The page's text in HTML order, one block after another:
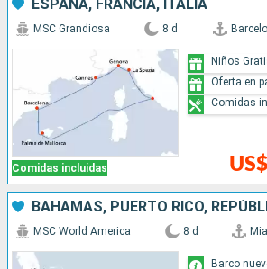
ESPAÑA, FRANCIA, ITALIA
Comidas incluidas
MSC Grandiosa 8 d
Niños
Oferta en
Comidas
MSC World America 8 d
Barco